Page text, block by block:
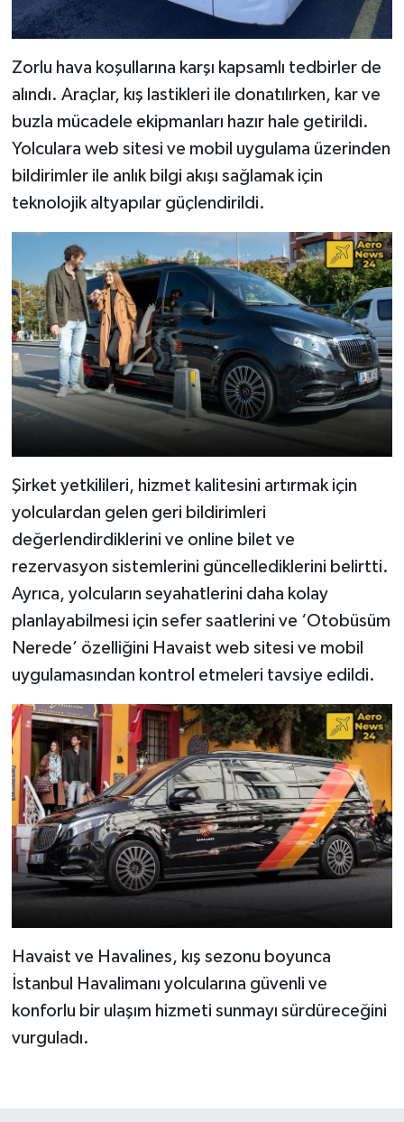
Zorlu hava koşullarına karşı kapsamlı tedbirler de
alındı. Araçlar, kış lastikleri ile donatılırken, kar ve
buzla mücadele ekipmanları hazır hale getirildi.
Yolculara web sitesi ve mobil uygulama üzerinden
bildirimler ile anlık bilgi akışı sağlamak için
teknolojik altyapılar güçlendirildi.
Şirket yetkilileri, hizmet kalitesini artırmak için
yolculardan gelen geri bildirimleri
değerlendirdiklerini ve online bilet ve
rezervasyon sistemlerini güncellediklerini belirtti.
Ayrıca, yolcuların seyahatlerini daha kolay
planlayabilmesi için sefer saatlerini ve ‘Otobüsüm
Nerede’ özelliğini Havaist web sitesi ve mobil
uygulamasından kontrol etmeleri tavsiye edildi.
Havaist ve Havalines, kış sezonu boyunca
İstanbul Havalimanı yolcularına güvenli ve
konforlu bir ulaşım hizmeti sunmayı sürdüreceğini
vurguladı.